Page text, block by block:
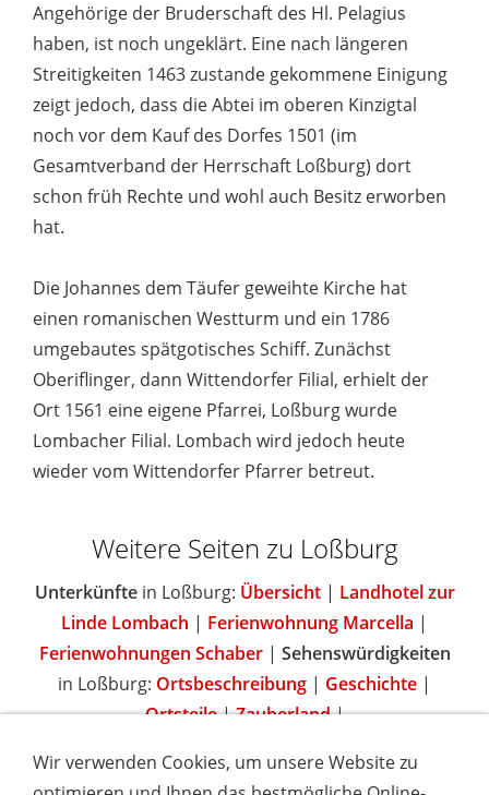
Angehörige der Bruderschaft des Hl. Pelagius
haben, ist noch ungeklärt. Eine nach längeren
Streitigkeiten 1463 zustande gekommene Einigung
zeigt jedoch, dass die Abtei im oberen Kinzigtal
noch vor dem Kauf des Dorfes 1501 (im
Gesamtverband der Herrschaft Loßburg) dort
schon früh Rechte und wohl auch Besitz erworben
hat.
Die Johannes dem Täufer geweihte Kirche hat
einen romanischen Westturm und ein 1786
umgebautes spätgotisches Schiff. Zunächst
Oberiflinger, dann Wittendorfer Filial, erhielt der
Ort 1561 eine eigene Pfarrei, Loßburg wurde
Lombacher Filial. Lombach wird jedoch heute
wieder vom Wittendorfer Pfarrer betreut.
Weitere Seiten zu Loßburg
Unterkünfte in Loßburg: Übersicht| Landhotel zur
Linde Lombach | Ferienwohnung Marcella |
Ferienwohnungen Schaber| Sehenswürdigkeiten
in Loßburg: Ortsbeschreibung | Geschichte |
Ortsteile|Zauberland|
Wir verwenden Cookies, um unsere Website zu